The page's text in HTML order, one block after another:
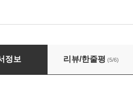
銀八先生 すぺしゃる それゆけ大
정보 리뷰/한줄평 (5/6)